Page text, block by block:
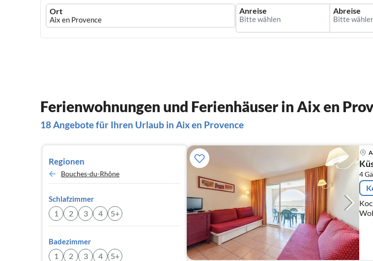
Ferienhausmiete
logo
Ort Anreise Abreise
Ferienwohnungen und Ferienhäuser in Aix en
18 Angebote für Ihren Urlaub in Aix en Provence
Regionen
Bouches-du-Rhône
Schlafzimmer
1 2 3 4 5+
Badezimmer
1 2 3 4 5+
4